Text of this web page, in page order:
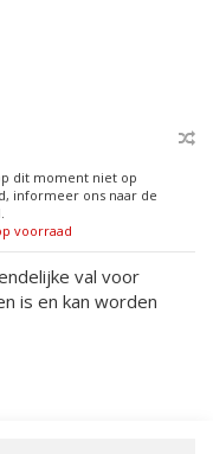
dit moment niet op
informeer ons naar de
voorraad
val voor
is en kan worden